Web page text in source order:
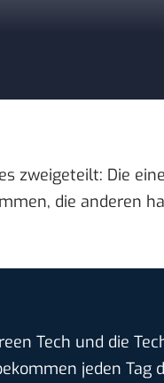
zweigeteilt: Die
die anderen
Tech und die
jeden Tag